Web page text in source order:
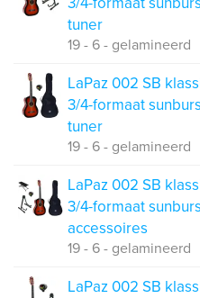
tuner
19 - 6 - gelamineerd
LaPaz 002 SB
3/4-formaat
tuner
19 - 6 - gelamineerd
LaPaz 002 SB
3/4-formaat
accessoires
19 - 6 - gelamineerd
LaPaz 002 SB